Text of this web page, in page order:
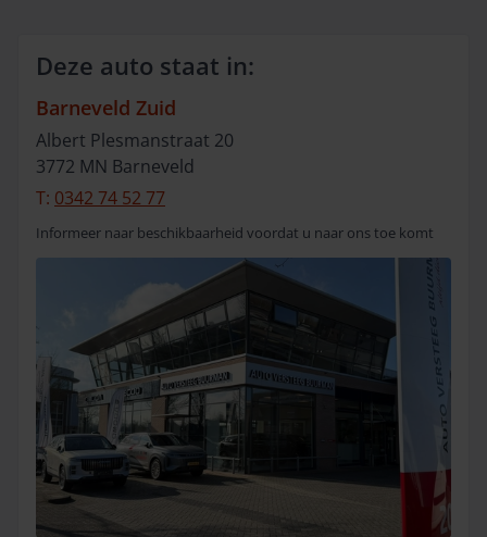
Deze auto staat in:
Barneveld Zuid
Albert Plesmanstraat 20
3772 MN Barneveld
T: 0342 74 52 77
Informeer naar beschikbaarheid voordat u naar ons toe komt